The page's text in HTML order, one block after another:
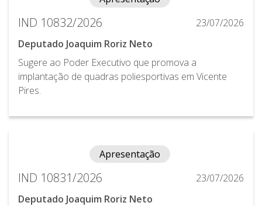
IND 10832/2026
23/07/2026
Deputado Joaquim Roriz Neto
Sugere ao Poder Executivo que promova a
implantação de quadras poliesportivas em Vicente
Pires.
Apresentação
IND 10831/2026
23/07/2026
Deputado Joaquim Roriz Neto